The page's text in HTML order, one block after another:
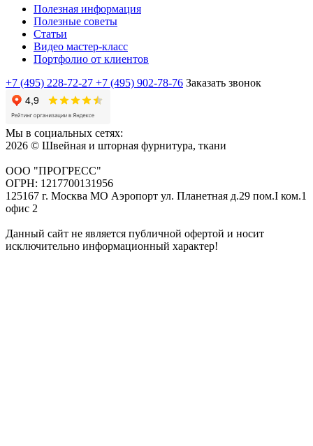
Полезная информация
Полезные советы
Статьи
Видео мастер-класс
Портфолио от клиентов
+7 (495) 228-72-27 +7 (495) 902-78-76 Заказать звонок
Мы в социальных сетях:
2026 © Швейная и шторная фурнитура, ткани
ООО "ПРОГРЕСС"
ОГРН: 1217700131956
125167 г. Москва МО Аэропорт ул. Планетная д.29 пом.I ком.1
офис 2
Данный сайт не является публичной офертой и носит
исключительно информационный характер!